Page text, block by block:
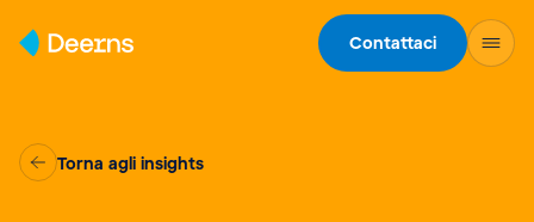
Contattaci
Torna agli insights